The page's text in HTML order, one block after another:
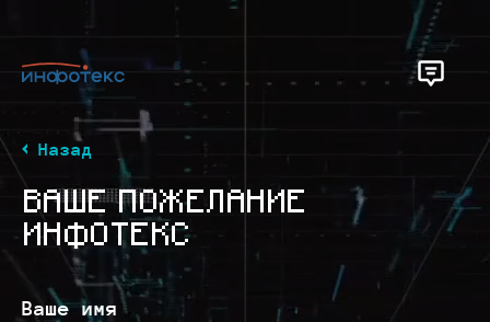
Назад
ВАШЕ ПОЖЕЛАНИЕ
ИНФОТЕКС